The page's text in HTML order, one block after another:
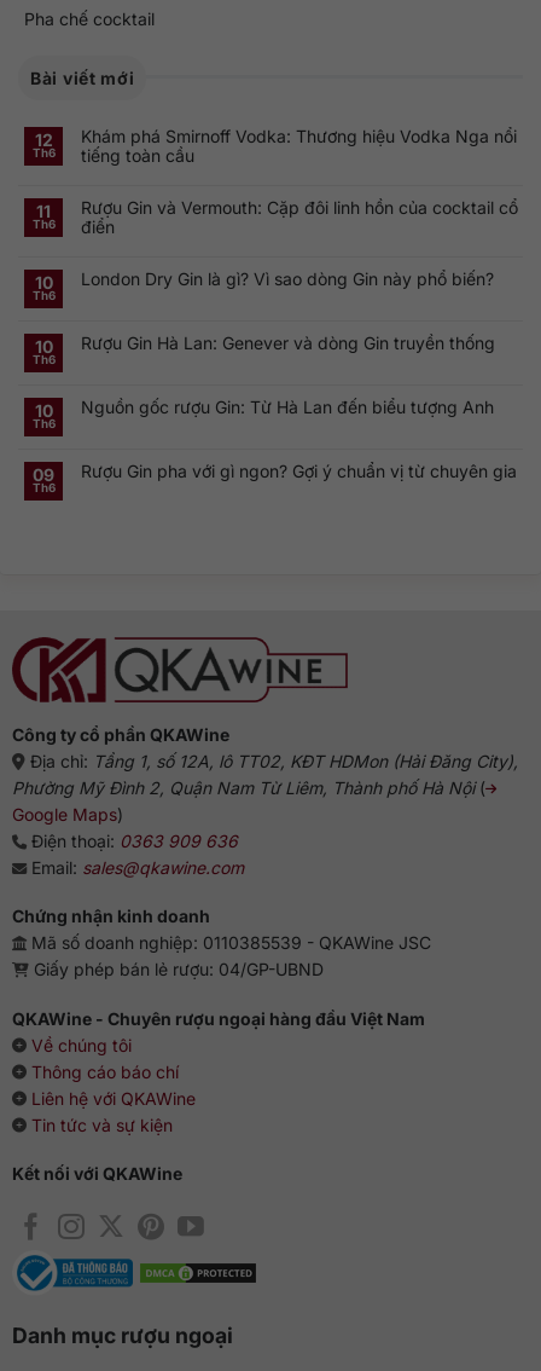
Pha chế cocktail
Bài viết mới
12
Th6
Khám phá Smirnoff Vodka: Thương hiệu Vodka Nga nổi
tiếng toàn cầu
bình
luận
ở
Vodka:
Nga
nổi
11
Th6
Rượu Gin và Vermouth: Cặp đôi linh hồn của cocktail cổ
điển
bình
luận
và
Vermouth:
hồn
của
10
Th6
London Dry Gin là gì? Vì sao dòng Gin này phổ biến?
luận
ở
là
Gin
10
Th6
Rượu Gin Hà Lan: Genever và dòng Gin truyền thống
luận
ở
Lan:
Genever
10
Th6
Nguồn gốc rượu Gin: Từ Hà Lan đến biểu tượng Anh
luận
ở
09
Th6
Rượu Gin pha với gì ngon? Gợi ý chuẩn vị từ chuyên gia
Gợi
ý
chuẩn
vị
từ
chuyên
Công ty cổ phần QKAWine
Địa chỉ: Tầng 1, số 12A, lô TT02, KĐT HDMon (Hải Đăng City),
Phường Mỹ Đình 2, Quận Nam Từ Liêm, Thành phố Hà Nội(
Google Maps)
Điện thoại: 0363 909 636
Email: sales@qkawine.com
Chứng nhận kinh doanh
Mã số doanh nghiệp: 0110385539 - QKAWine JSC
Giấy phép bán lẻ rượu: 04/GP-UBND
QKAWine - Chuyên rượu ngoại hàng đầu Việt Nam
Về chúng tôi
Thông cáo báo chí
Liên hệ với QKAWine
Tin tức và sự kiện
Kết nối với QKAWine
Danh mục rượu ngoại